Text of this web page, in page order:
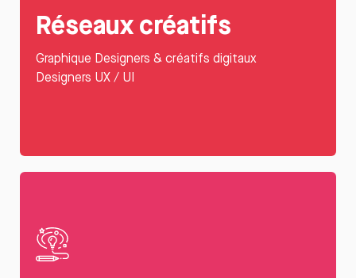
Réseaux créatifs
Graphique Designers & créatifs digitaux
Designers UX / UI